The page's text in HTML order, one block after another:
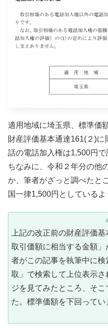
適用地域に埼玉県、標準価
財産評価基本通達161(２)
話の電話加入権は1,500円で
ちなみに、令和２年分の他
か、筆者がざっと調べたと
国一律1,500円としているよ
上記の改正前の財産評価
取引価額に相当する金額
者がこの記事を執筆中に
取」で検索して上位表示
ジを見てみたところ、そ
た。標準価額を下回ってい